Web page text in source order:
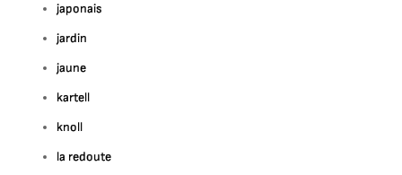
japonais
jardin
jaune
kartell
knoll
la redoute